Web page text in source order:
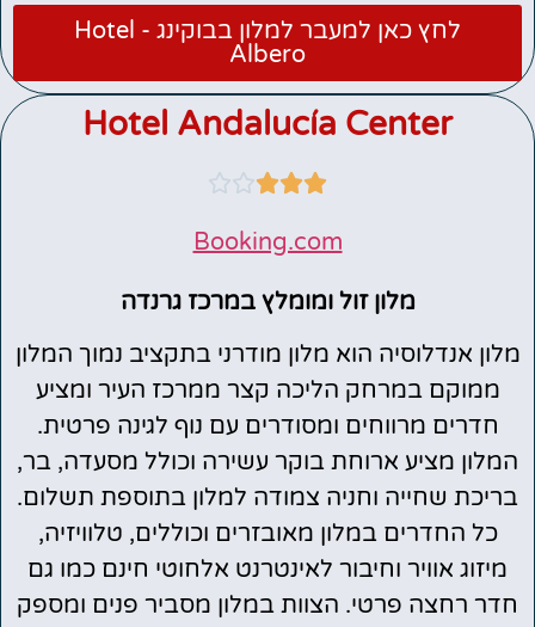
לחץ כאן למעבר למלון בבוקינג - Hotel
Albero
Hotel Andalucía Center





Booking.com
מלון זול ומומלץ במרכז גרנדה
מלון אנדלוסיה הוא מלון מודרני בתקציב נמוך המלון
ממוקם במרחק הליכה קצר ממרכז העיר ומציע
חדרים מרווחים ומסודרים עם נוף לגינה פרטית.
המלון מציע ארוחת בוקר עשירה וכולל מסעדה, בר,
בריכת שחייה וחניה צמודה למלון בתוספת תשלום.
כל החדרים במלון מאובזרים וכוללים, טלוויזיה,
מיזוג אוויר וחיבור לאינטרנט אלחוטי חינם כמו גם
חדר רחצה פרטי. הצוות במלון מסביר פנים ומספק